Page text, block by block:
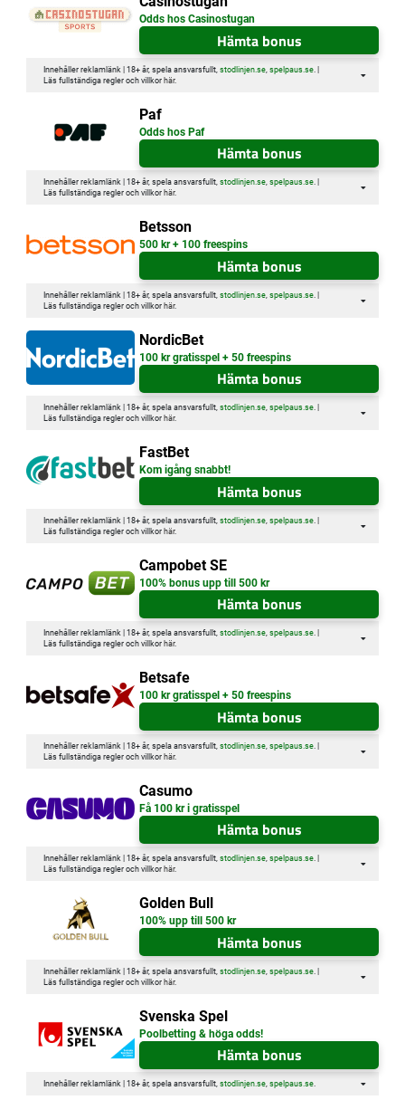
Odds hos Casinostugan
Hämta bonus
Innehåller reklamlänk | 18+ år, spela ansvarsfullt, stodlinjen.se, spelpaus.se. |
Läs fullständiga regler och villkor här.
Paf
Odds hos Paf
Hämta bonus
Innehåller reklamlänk | 18+ år, spela ansvarsfullt, stodlinjen.se, spelpaus.se. |
Läs fullständiga regler och villkor här.
Betsson
500 kr + 100 freespins
Hämta bonus
Innehåller reklamlänk | 18+ år, spela ansvarsfullt, stodlinjen.se, spelpaus.se. |
Läs fullständiga regler och villkor här.
NordicBet
100 kr gratisspel + 50 freespins
Hämta bonus
Innehåller reklamlänk | 18+ år, spela ansvarsfullt, stodlinjen.se, spelpaus.se. |
Läs fullständiga regler och villkor här.
FastBet
Kom igång snabbt!
Hämta bonus
Innehåller reklamlänk | 18+ år, spela ansvarsfullt, stodlinjen.se, spelpaus.se. |
Läs fullständiga regler och villkor här.
Campobet SE
100% bonus upp till 500 kr
Hämta bonus
Innehåller reklamlänk | 18+ år, spela ansvarsfullt, stodlinjen.se, spelpaus.se. |
Läs fullständiga regler och villkor här.
Betsafe
100 kr gratisspel + 50 freespins
Hämta bonus
Innehåller reklamlänk | 18+ år, spela ansvarsfullt, stodlinjen.se, spelpaus.se. |
Läs fullständiga regler och villkor här.
Casumo
Få 100 kr i gratisspel
Hämta bonus
Innehåller reklamlänk | 18+ år, spela ansvarsfullt, stodlinjen.se, spelpaus.se. |
Läs fullständiga regler och villkor här.
Golden Bull
100% upp till 500 kr
Hämta bonus
Innehåller reklamlänk | 18+ år, spela ansvarsfullt, stodlinjen.se, spelpaus.se. |
Läs fullständiga regler och villkor här.
Svenska Spel
Poolbetting & höga odds!
Hämta bonus
Innehåller reklamlänk | 18+ år, spela ansvarsfullt, stodlinjen.se, spelpaus.se.